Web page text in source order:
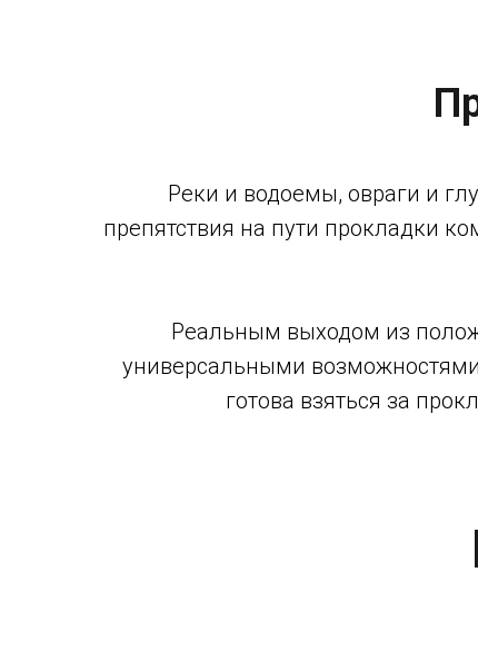
Реки и водоемы, овраги и
препятствия на пути прокладки
Реальным выходом из
универсальными
готова взяться за